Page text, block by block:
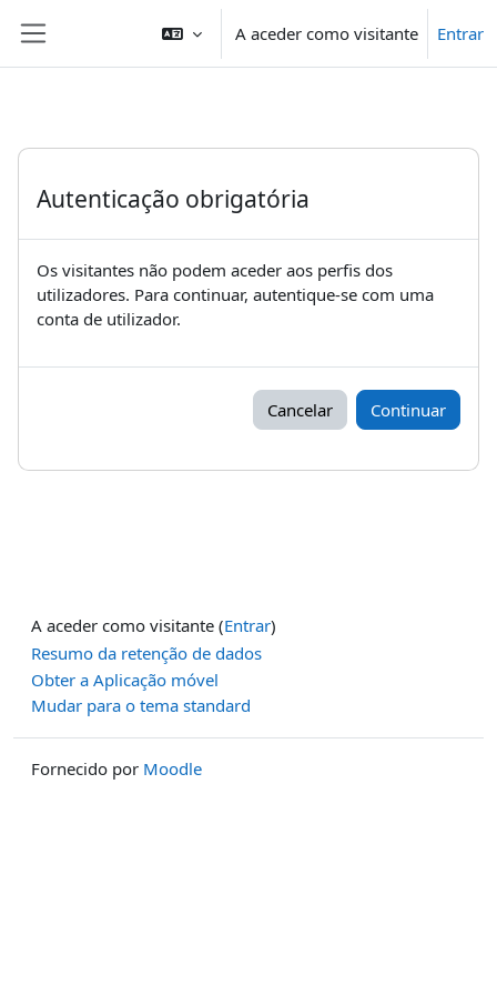
A aceder como visitante Entrar
Autenticação obrigatória
Os visitantes não podem aceder aos perfis dos
utilizadores. Para continuar, autentique-se com uma
conta de utilizador.
Cancelar Continuar
A aceder como visitante (Entrar)
Resumo da retenção de dados
Obter a Aplicação móvel
Mudar para o tema standard
Fornecido por Moodle